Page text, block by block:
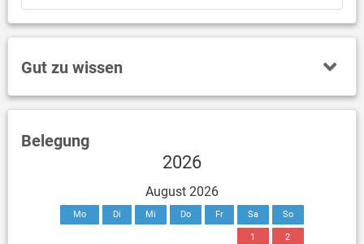
Gut zu wissen
Belegung
2026
August 2026
Mo Di Mi Do Fr Sa So
1 2